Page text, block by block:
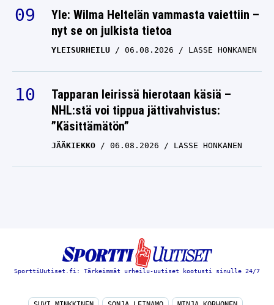
Yle: Wilma Heltelän vammasta vaiettiin –
nyt se on julkista tietoa
YLEISURHEILU 06.08.2026 LASSE HONKANEN
Tapparan leirissä hierotaan käsiä –
NHL:stä voi tippua jättivahvistus:
”Käsittämätön”
JÄÄKIEKKO 06.08.2026 LASSE HONKANEN
SporttiUutiset.fi: Tärkeimmät urheilu-uutiset kootusti sinulle 24/7